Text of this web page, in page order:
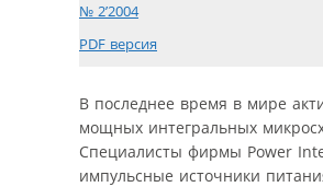
№ 2’2004
PDF версия
В последнее время в мире
мощных интегральных
Специалисты фирмы Power
импульсные источники